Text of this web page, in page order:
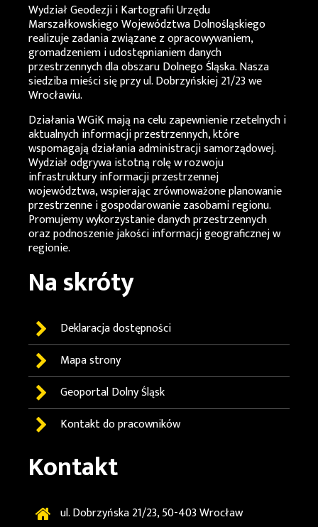
Wydział Geodezji i Kartografii Urzędu
Marszałkowskiego Województwa Dolnośląskiego
realizuje zadania związane z opracowywaniem,
gromadzeniem i udostępnianiem danych
przestrzennych dla obszaru Dolnego Śląska. Nasza
siedziba mieści się przy ul. Dobrzyńskiej 21/23 we
Wrocławiu.
DziałaniaWGiKmają na celu zapewnienie rzetelnych i
aktualnych informacji przestrzennych, które
wspomagają działania administracji samorządowej.
Wydział odgrywa istotną rolę w rozwoju
infrastruktury informacji przestrzennej
województwa, wspierając zrównoważone planowanie
przestrzenne i gospodarowanie zasobami regionu.
Promujemy wykorzystanie danych przestrzennych
oraz podnoszenie jakości informacji geograficznej w
regionie.
Na skróty
Deklaracja dostępności
Mapa strony
GeoportalDolny Śląsk
Kontakt do pracowników
Kontakt
ul. Dobrzyńska 21/23, 50-403 Wrocław